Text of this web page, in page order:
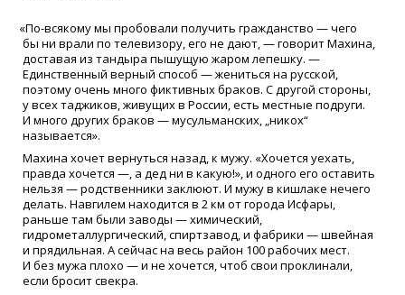
«По-всякому мы пробовали получить гражданство — чего
бы ни врали по телевизору, его не дают, — говорит Махина,
доставая из тандыра пышущую жаром лепешку. —
Единственный верный способ — жениться на русской,
поэтому очень много фиктивных браков. С другой стороны,
у всех таджиков, живущих в России, есть местные подруги.
И много других браков — мусульманских, „никох“
называется».
Махина хочет вернуться назад, к мужу. «Хочется уехать,
правда хочется —, а дед ни в какую!», и одного его оставить
нельзя — родственники заклюют. И мужу в кишлаке нечего
делать. Навгилем находится в 2 км от города Исфары,
раньше там были заводы — химический,
гидрометаллургический, спиртзавод, и фабрики — швейная
и прядильная. А сейчас на весь район 100 рабочих мест.
И без мужа плохо — и не хочется, чтоб свои проклинали,
если бросит свекра.